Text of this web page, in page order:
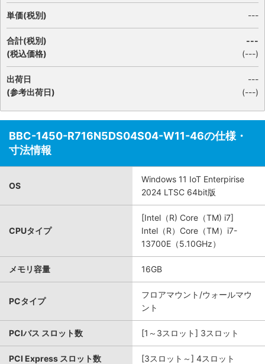
単価(税別) ---
合計(税別)
(税込価格)
---
(---)
出荷日
(参考出荷日)
---
(---)
BBC-1450-R716N5DS04S04-W11-46の仕様・
寸法情報
OS
Windows 11 IoT Enterpirise
2024 LTSC 64bit版
CPUタイプ
[Intel（R) Core（TM) i7]
Intel（R）Core（TM）i7-
13700E（5.10GHz）
メモリ容量 16GB
PCタイプ
フロアマウント/ウォールマウ
ント
PCIバス スロット数 [1～3スロット] 3スロット
PCI Express スロット数 [3スロット～] 4スロット